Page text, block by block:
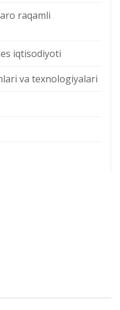
raqamli
iqtisodiyoti
va texnologiyalari